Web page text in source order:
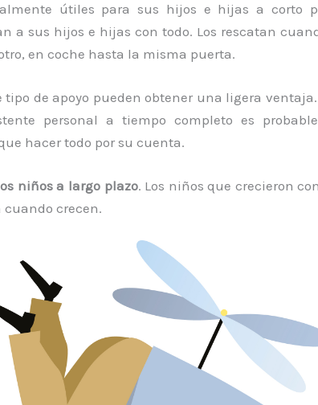
útiles para sus hijos e hijas a corto
a sus hijos e hijas con todo. Los rescatan
en coche hasta la misma puerta.
de apoyo pueden obtener una ligera
personal a tiempo completo es
hacer todo por su cuenta.
niños a largo plazo. Los niños que crecieron
crecen.